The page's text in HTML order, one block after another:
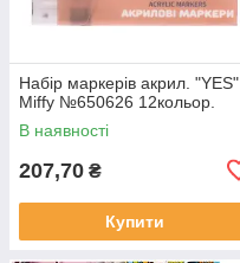
Набір маркерів акрил. "YES"
Miffy №650626 12кольор.
В наявності
207,70 ₴
Купити